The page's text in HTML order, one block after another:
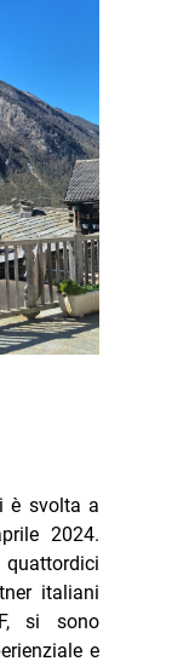
è svolta a
2024.
italiani
si sono
e